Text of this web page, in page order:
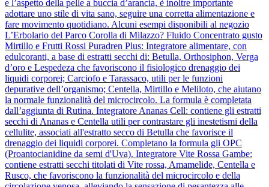
e l’aspetto della pelle a buccia d’arancia, è inoltre importante
adottare uno stile di vita sano, seguire una corretta alimentazione e
fare movimento quotidiano. Alcuni esempi disponibili al negozio
L’Erbolario del Parco Corolla di Milazzo? Fluido Concentrato gusto
Mirtillo e Frutti Rossi Puradren Plus: Integratore alimentare, con
edulcoranti, a base di estratti secchi di: Betulla, Orthosiphon, Verga
d’oro e Lespedeza che favoriscono il fisiologico drenaggio dei
liquidi corporei; Carciofo e Tarassaco, utili per le funzioni
depurative dell’organismo; Centella, Mirtillo e Meliloto, che aiutano
la normale funzionalità del microcircolo. La formula è completata
dall’aggiunta di Rutina. Integratore Ananas Cell: contiene gli estratti
secchi di Ananas e Centella utili per contrastare gli inestetismi della
cellulite, associati all'estratto secco di Betulla che favorisce il
drenaggio dei liquidi corporei. Completano la formula gli OPC
(Proantocianidine da semi d'Uva). Integratore Vite Rossa Gambe:
contiene estratti secchi titolati di Vite rossa, Amamelide, Centella e
Rusco, che favoriscono la funzionalità del microcircolo e della